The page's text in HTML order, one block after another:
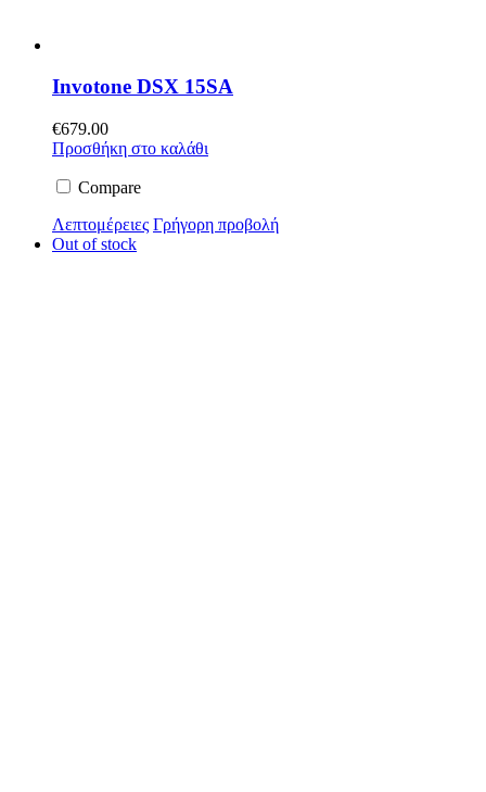
Invotone DSX 15SA
€679.00
Προσθήκη στο καλάθι
Compare
Λεπτομέρειες Γρήγορη προβολή
Out of stock